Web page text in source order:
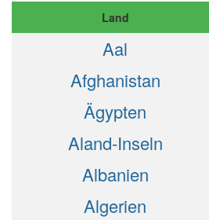
Land
Aal
Afghanistan
Ägypten
Aland-Inseln
Albanien
Algerien